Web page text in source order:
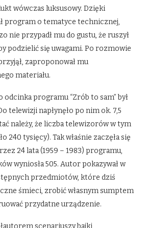
wówczas luksusowy. Dzięki
program o tematyce technicznej,
nie przypadł mu do gustu, że ruszył
podzielić się uwagami. Po rozmowie
zaproponował mu
materiału.
programu “Zrób to sam” był
telewizji napłynęło po nim ok. 7,5
należy, że liczba telewizorów w tym
240 tysięcy). Tak właśnie zaczęła się
24 lata (1959 – 1983) programu,
wyniosła 505. Autor pokazywał w
przedmiotów, które dziś
śmieci, zrobić własnym sumptem
przydatne urządzenie.
scenariuszy bajki